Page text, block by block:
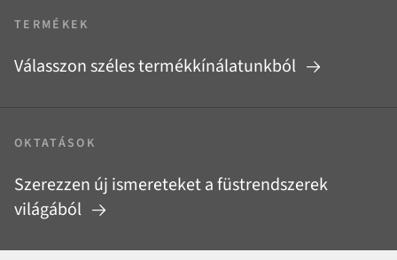
TERMÉKEK
Válasszon széles termékkínálatunkból
OKTATÁSOK
Szerezzen új ismereteket a füstrendszerek
világából